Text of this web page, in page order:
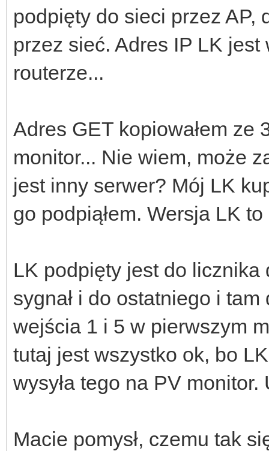
podpięty do sieci przez AP,
przez sieć. Adres IP LK
routerze...
Adres GET kopiowałem ze
monitor... Nie wiem, może
jest inny serwer? Mój LK
go podpiąłem. Wersja LK to
LK podpięty jest do licznika
sygnał i do ostatniego i
wejścia 1 i 5 w pierwszym
tutaj jest wszystko ok, bo
wysyła tego na PV
Macie pomysł, czemu tak